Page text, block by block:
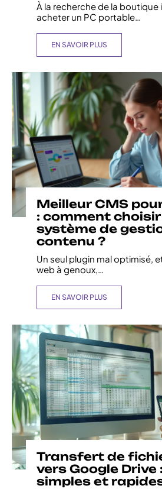
À la recherche de la boutique
acheter un PC portable…
EN SAVOIR PLUS
Meilleur CMS
: comment choisir
système de
contenu ?
Un seul plugin mal optimisé,
web à genoux,…
EN SAVOIR PLUS
Transfert de
vers Google Drive
simples et